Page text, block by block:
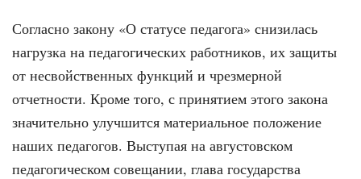
Согласно закону «О статусе педагога» снизилась
нагрузка на педагогических работников, их защиты
от несвойственных функций и чрезмерной
отчетности. Кроме того, с принятием этого закона
значительно улучшится материальное положение
наших педагогов. Выступая на августовском
педагогическом совещании, глава государства